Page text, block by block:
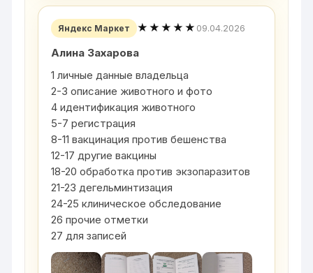
Яндекс Маркет ★★★★★ 09.04.2026
Алина Захарова
1 личные данные владельца
2-3 описание животного и фото
4 идентификация животного
5-7 регистрация
8-11 вакцинация против бешенства
12-17 другие вакцины
18-20 обработка против экзопаразитов
21-23 дегельминтизация
24-25 клиническое обследование
26 прочие отметки
27 для записей